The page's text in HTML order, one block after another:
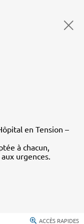
en Tension –
à chacun,
urgences.
ACCÈS RAPIDES